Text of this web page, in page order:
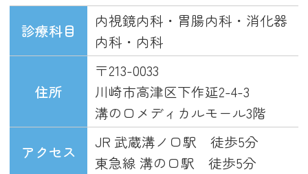
診療科目
内視鏡内科・胃腸内科・消化器
内科・内科
住所
〒213-0033
川崎市高津区下作延2-4-3
溝の口メディカルモール3階
アクセス
JR 武蔵溝ノ口駅 徒歩5分
東急線 溝の口駅 徒歩5分